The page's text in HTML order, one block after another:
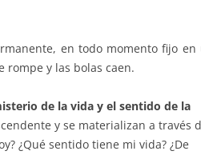
en todo momento fijo en
rompe y las bolas caen.
de la vida y el sentido de la
y se materializan a través
¿Qué sentido tiene mi vida? ¿De